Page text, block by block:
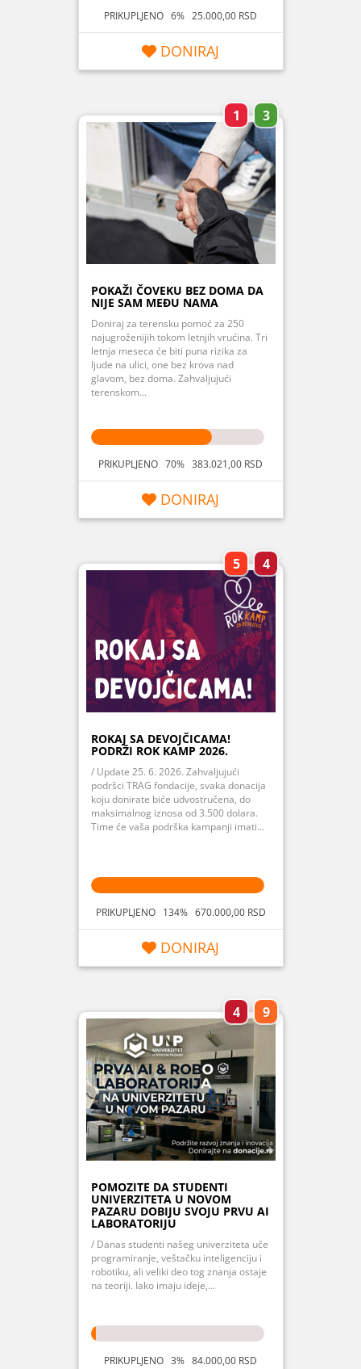
PRIKUPLJENO 6% 25.000,00 RSD
DONIRAJ
1 3
POKAŽI ČOVEKU BEZ DOMA DA
NIJE SAM MEĐU NAMA
Doniraj za terensku pomoć za 250
najugroženijih tokom letnjih vrućina. Tri
letnja meseca će biti puna rizika za
ljude na ulici, one bez krova nad
glavom, bez doma. Zahvaljujući
terenskom...
PRIKUPLJENO 70% 383.021,00 RSD
DONIRAJ
5 4
ROKAJ SA DEVOJČICAMA!
PODRŽI ROK KAMP 2026.
/ Update 25. 6. 2026. Zahvaljujući
podršci TRAG fondacije, svaka donacija
koju donirate biće udvostručena, do
maksimalnog iznosa od 3.500 dolara.
Time će vaša podrška kampanji imati...
PRIKUPLJENO 134% 670.000,00 RSD
DONIRAJ
4 9
POMOZITE DA STUDENTI
UNIVERZITETA U NOVOM
PAZARU DOBIJU SVOJU PRVU AI
LABORATORIJU
/ Danas studenti našeg univerziteta uče
programiranje, veštačku inteligenciju i
robotiku, ali veliki deo tog znanja ostaje
na teoriji. Iako imaju ideje,...
PRIKUPLJENO 3% 84.000,00 RSD